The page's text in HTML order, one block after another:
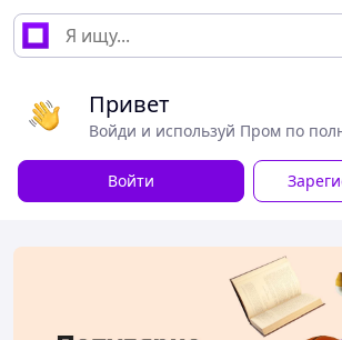
Привет
Войди и используй Пром по
Войти